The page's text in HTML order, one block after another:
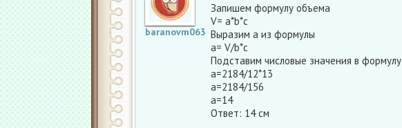
baranovm063
Запишем формулу объема
V= a*b*c
Выразим а из формулы
а= V/b*c
Подставим числовые значения в формулу
a=2184/12*13
а=2184/156
а=14
Ответ: 14 см